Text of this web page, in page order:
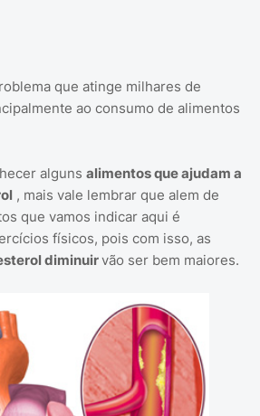
que atinge milhares de
ao consumo de alimentos
alguns alimentos que ajudam a
, mais vale lembrar que alem de
que vamos indicar aqui é
físicos, pois com isso, as
diminuirvão ser bem maiores.